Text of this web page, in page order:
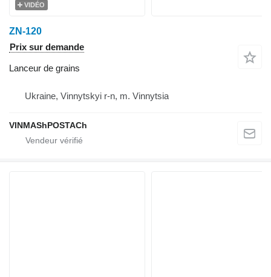
VIDÉO
ZN-120
Prix sur demande
Lanceur de grains
Ukraine, Vinnytskyi r-n, m. Vinnytsia
VINMAShPOSTACh